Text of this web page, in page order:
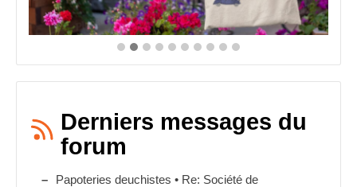
Derniers messages du
forum
Papoteries deuchistes • Re: Société de